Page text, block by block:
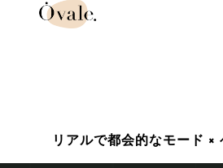
リアルで都会的なモード